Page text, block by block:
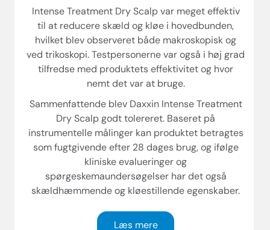
Intense Treatment Dry Scalp var meget effektiv
til at reducere skæld og kløe i hovedbunden,
hvilket blev observeret både makroskopisk og
ved trikoskopi. Testpersonerne var også i høj grad
tilfredse med produktets effektivitet og hvor
nemt det var at bruge.
Sammenfattende blev Daxxin Intense Treatment
Dry Scalp godt tolereret. Baseret på
instrumentelle målinger kan produktet betragtes
som fugtgivende efter 28 dages brug, og ifølge
kliniske evalueringer og
spørgeskemaundersøgelser har det også
skældhæmmende og kløestillende egenskaber.
Læs mere